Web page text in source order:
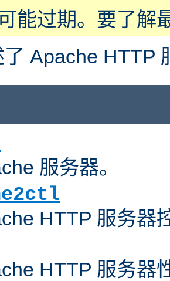
能过期。要了解
Apache HTTP
服务器。
HTTP 服务器
HTTP 服务器